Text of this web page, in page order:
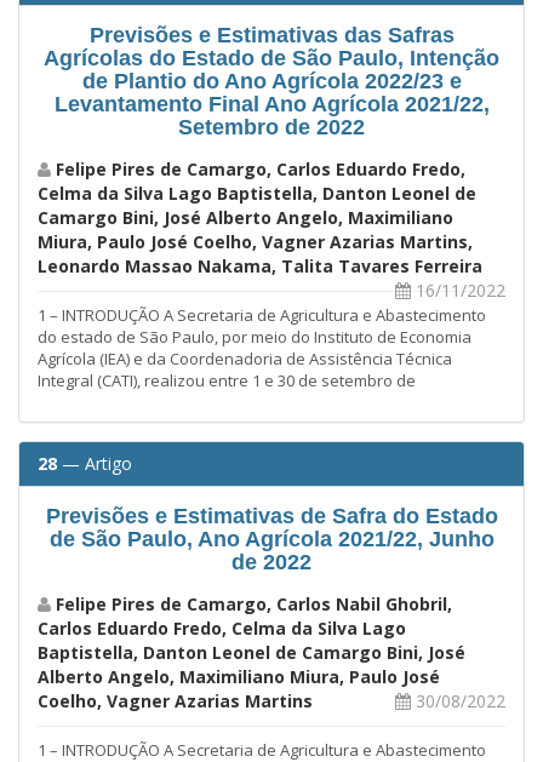
Previsões e Estimativas das Safras
Agrícolas do Estado de São Paulo, Intenção
de Plantio do Ano Agrícola 2022/23 e
Levantamento Final Ano Agrícola 2021/22,
Setembro de 2022
Felipe Pires de Camargo, Carlos Eduardo Fredo,
Celma da Silva Lago Baptistella, Danton Leonel de
Camargo Bini, José Alberto Angelo, Maximiliano
Miura, Paulo José Coelho, Vagner Azarias Martins,
Leonardo Massao Nakama, Talita Tavares Ferreira
16/11/2022
1 – INTRODUÇÃO A Secretaria de Agricultura e Abastecimento
do estado de São Paulo, por meio do Instituto de Economia
Agrícola (IEA) e da Coordenadoria de Assistência Técnica
Integral (CATI), realizou entre 1 e 30 de setembro de
28 — Artigo
Previsões e Estimativas de Safra do Estado
de São Paulo, Ano Agrícola 2021/22, Junho
de 2022
Felipe Pires de Camargo, Carlos Nabil Ghobril,
Carlos Eduardo Fredo, Celma da Silva Lago
Baptistella, Danton Leonel de Camargo Bini, José
Alberto Angelo, Maximiliano Miura, Paulo José
Coelho, Vagner Azarias Martins
30/08/2022
1 – INTRODUÇÃO A Secretaria de Agricultura e Abastecimento